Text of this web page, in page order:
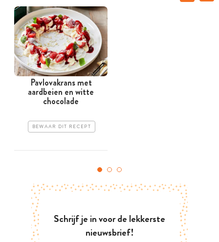
Pavlovakrans met
aardbeien en witte
chocolade
BEWAAR DIT RECEPT
Schrijf je in voor de lekkerste
nieuwsbrief!